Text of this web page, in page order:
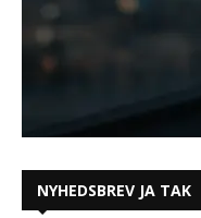
NYHEDSBREV JA TAK